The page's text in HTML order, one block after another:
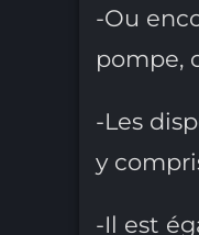
-Ou
pompe,
-Les
y
-Il est